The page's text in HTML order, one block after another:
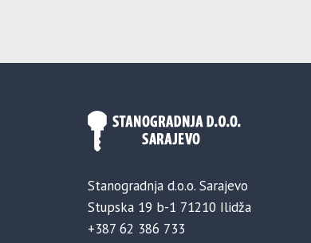
Stanogradnja d.o.o. Sarajevo
Stupska 19 b-1 71210 Ilidža
+387 62 386 733